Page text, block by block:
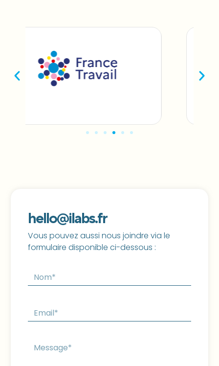
hello@ilabs.fr
Vous pouvez aussi nous joindre via le
formulaire disponible ci-dessous :